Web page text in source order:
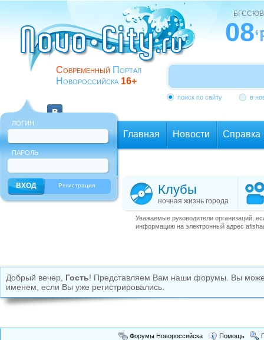
Современный Портал
Новороссийска 16+
08
поиск по сайту в
ЛОГИН
ПАРОЛЬ
Регистрация
Главная Новости Справка
Клубы
ночная жизнь города
Уважаемые руководители организаций,
информацию на электронный адрес
Добрый вечер, Гость! Представляем Вам наши форумы. Вы
именем, если Вы уже регистрировались.
Форумы Новороссийска Помощь